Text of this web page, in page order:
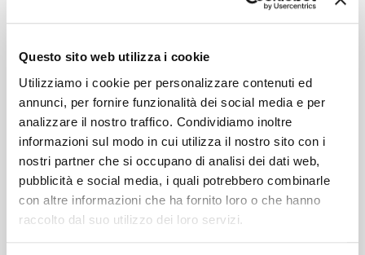
Questo sito web utilizza i cookie
Utilizziamo i cookie per personalizzare contenuti ed
annunci, per fornire funzionalità dei social media e per
analizzare il nostro traffico. Condividiamo inoltre
informazioni sul modo in cui utilizza il nostro sito con i
nostri partner che si occupano di analisi dei dati web,
pubblicità e social media, i quali potrebbero combinarle
con altre informazioni che ha fornito loro o che hanno
raccolto dal suo utilizzo dei loro servizi.
4 IV. Finale. Moderato(Dolby
Atmos)
Gewandhausorchester, Andris Nelsons
5 Overture(Dolby Atmos)
11:31
Gewandhausorchester, Andris Nelsons
6 Overture(Dolby Atmos)
12:56
Gewandhausorchester, Andris Nelsons
SIAMO
CONTATTI